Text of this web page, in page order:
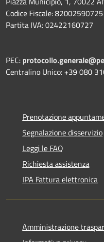
Codice Fiscale: 82002590725
Partita IVA: 02422160727
PEC:
Centralino Unico: +39 080
Prenotazione
Segnalazione disservizio
Leggi le FAQ
Richiesta assistenza
IPA Fattura elettronica
Amministrazione